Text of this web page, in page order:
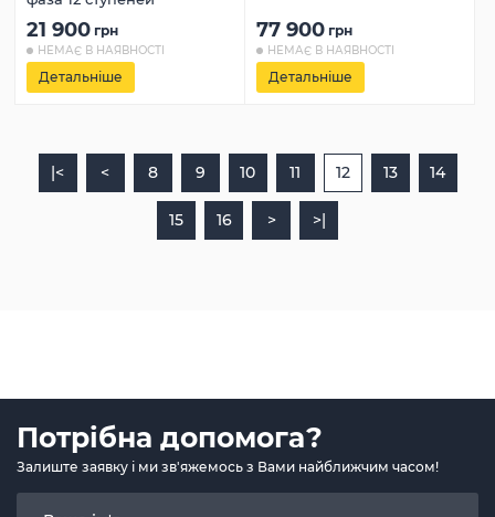
21 900 грн
НЕМАЄ В НАЯВНОСТІ
Детальніше
77 900 грн
НЕМАЄ В НАЯВНОСТІ
Детальніше
|< < 8 9 10 11 12 13 14
15 16 > >|
Потрібна допомога?
Залиште заявку і ми зв'яжемось з Вами найближчим часом!